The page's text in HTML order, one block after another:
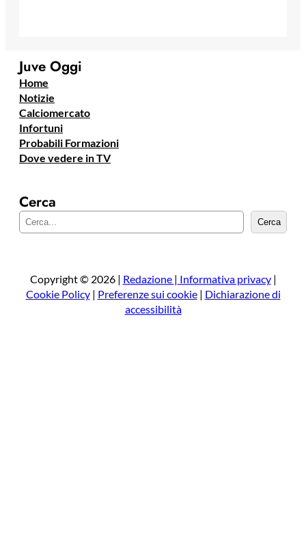
Juve Oggi
Home
Notizie
Calciomercato
Infortuni
Probabili Formazioni
Dove vedere in TV
Cerca
e
a
Cerca
Copyright © 2026 | Redazione | Informativa privacy|
Cookie Policy| Preferenze sui cookie| Dichiarazione di
accessibilità